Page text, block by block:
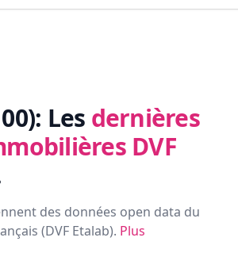
Les dernières
DVF
des données open data du
(DVF Etalab). Plus